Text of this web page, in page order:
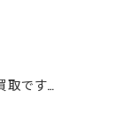
青森観光通店の買取です。